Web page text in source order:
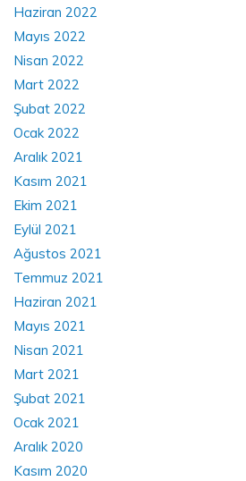
Haziran 2022
Mayıs 2022
Nisan 2022
Mart 2022
Şubat 2022
Ocak 2022
Aralık 2021
Kasım 2021
Ekim 2021
Eylül 2021
Ağustos 2021
Temmuz 2021
Haziran 2021
Mayıs 2021
Nisan 2021
Mart 2021
Şubat 2021
Ocak 2021
Aralık 2020
Kasım 2020